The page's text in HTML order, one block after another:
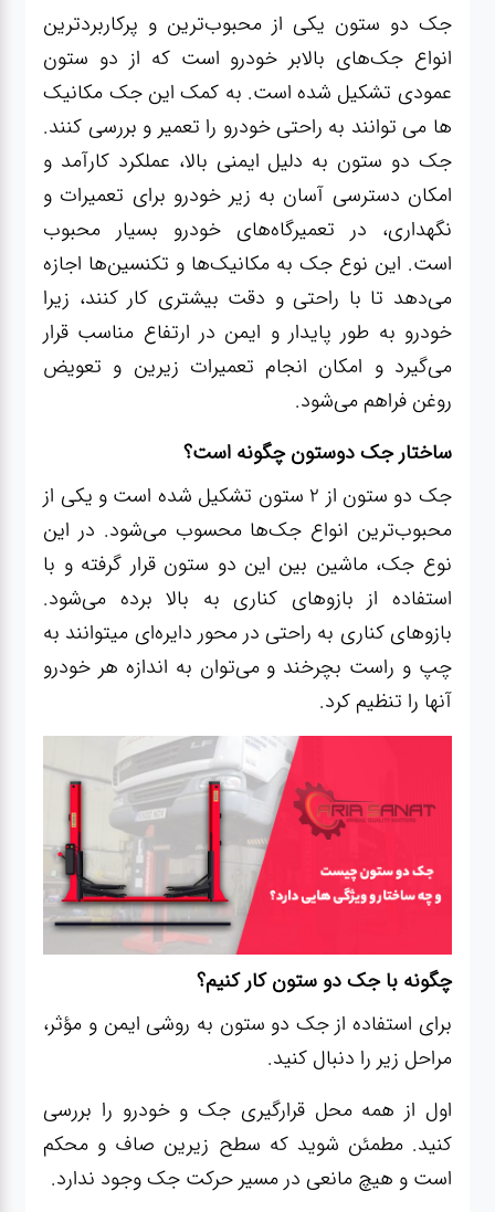
جلوبندی
برق و
باطری و
دیاگ
صافکاری
و نقاشی
کارواش
لوازم
معاینه
فنی
جک دو ستون یکی از محبوب‌ترین و پرکاربردترین
انواع جک‌های بالابر خودرو است که از دو ستون
عمودی تشکیل شده است. به کمک این جک مکانیک
ها می توانند به راحتی خودرو را تعمیر و بررسی کنند.
جک دو ستون به دلیل ایمنی بالا، عملکرد کارآمد و
امکان دسترسی آسان به زیر خودرو برای تعمیرات و
نگهداری، در تعمیرگاه‌های خودرو بسیار محبوب
است. این نوع جک به مکانیک‌ها و تکنسین‌ها اجازه
می‌دهد تا با راحتی و دقت بیشتری کار کنند، زیرا
خودرو به طور پایدار و ایمن در ارتفاع مناسب قرار
می‌گیرد و امکان انجام تعمیرات زیرین و تعویض
روغن فراهم می‌شود.
ساختار جک دوستون چگونه است؟
جک دو ستون از 2 ستون تشکیل شده است و یکی از
محبوب‌ترین انواع جک‌ها محسوب می‌شود. در این
نوع جک، ماشین بین این دو ستون قرار گرفته و با
استفاده از بازوهای کناری به بالا برده می‌شود.
بازوهای کناری به راحتی در محور دایره‌ای میتوانند به
چپ و راست بچرخند و می‌توان به اندازه هر خودرو
آنها را تنظیم کرد.
چگونه با جک دو ستون کار کنیم؟
برای استفاده از جک دو ستون به روشی ایمن و مؤثر،
مراحل زیر را دنبال کنید.
اول از همه محل قرارگیری جک و خودرو را بررسی
کنید. مطمئن شوید که سطح زیرین صاف و محکم
است و هیچ مانعی در مسیر حرکت جک وجود ندارد.